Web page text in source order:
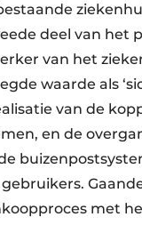
deel van het
van het
waarde als
van de
en de
met